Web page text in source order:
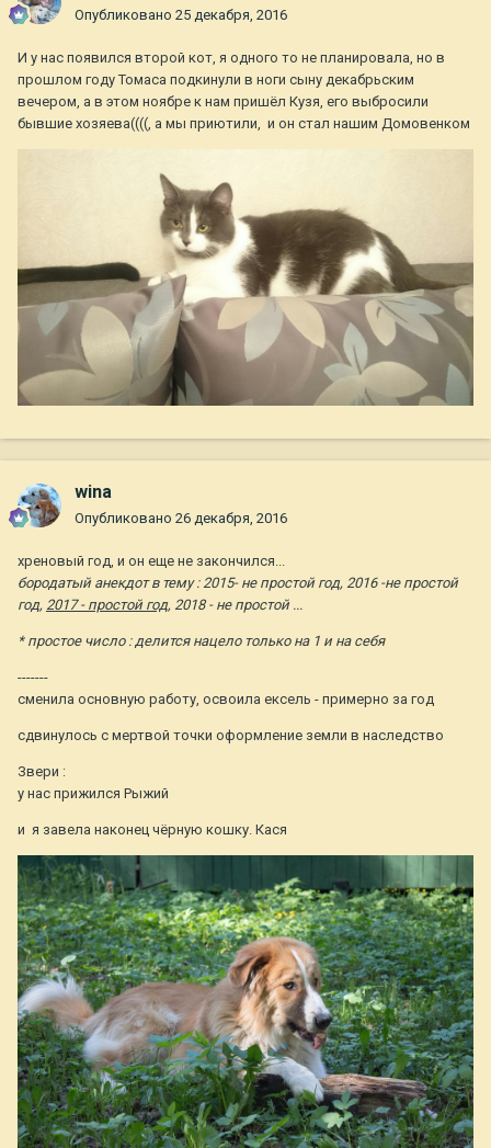
Опубликовано 25 декабря, 2016
И у нас появился второй кот, я одного то не планировала, но в
прошлом году Томаса подкинули в ноги сыну декабрьским
вечером, а в этом ноябре к нам пришёл Кузя, его выбросили
бывшие хозяева((((, а мы приютили, и он стал нашим Домовенком
wina
Опубликовано 26 декабря, 2016
хреновый год, и он еще не закончился...
бородатый анекдот в тему : 2015- не простой год, 2016 -не простой
год, 2017 - простой год, 2018 - не простой ...
* простое число : делится нацело только на 1 и на себя
-------
сменила основную работу, освоила ексель - примерно за год
сдвинулось с мертвой точки оформление земли в наследство
Звери :
у нас прижился Рыжий
и я завела наконец чёрную кошку. Кася